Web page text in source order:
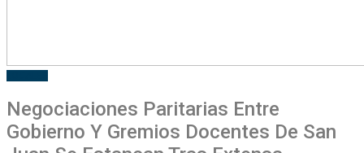
Negociaciones Paritarias Entre
Gobierno Y Gremios Docentes De San